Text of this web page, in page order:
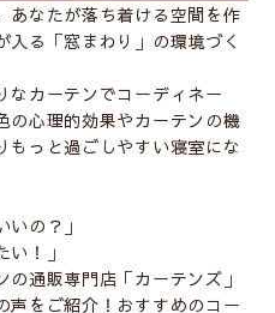
あなたが落ち着ける空間を作
入る「窓まわり」の環境づく
なカーテンでコーディネー
の心理的効果やカーテンの機
もっと過ごしやすい寝室にな
いの？ 」
！
」
通販専門店「カーテンズ」
声をご紹介！おすすめのコー